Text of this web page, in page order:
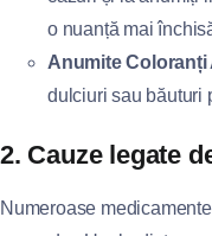
o nuanță mai
Anumite Coloranți
dulciuri sau băuturi
2. Cauze legate
Numeroase